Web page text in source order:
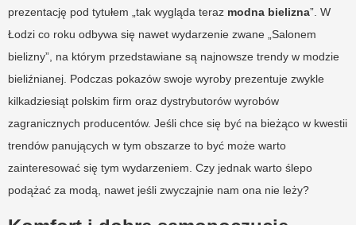
prezentację pod tytułem „tak wygląda teraz modna bielizna”. W
Łodzi co roku odbywa się nawet wydarzenie zwane „Salonem
bielizny”, na którym przedstawiane są najnowsze trendy w modzie
bieliźnianej. Podczas pokazów swoje wyroby prezentuje zwykle
kilkadziesiąt polskim firm oraz dystrybutorów wyrobów
zagranicznych producentów. Jeśli chce się być na bieżąco w kwestii
trendów panujących w tym obszarze to być może warto
zainteresować się tym wydarzeniem. Czy jednak warto ślepo
podążać za modą, nawet jeśli zwyczajnie nam ona nie leży?